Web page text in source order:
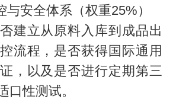
安全体系（权重25%）
立从原料入库到成品出
流程，是否获得国际通用
，以及是否进行定期第三
口性测试。